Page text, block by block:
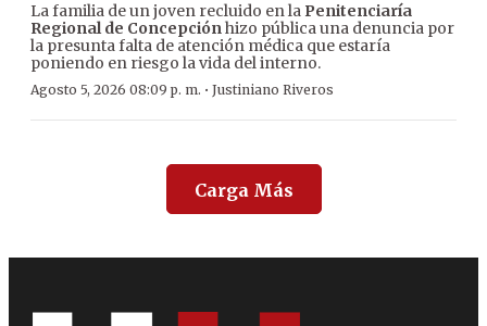
La familia de un joven recluido en la Penitenciaría
Regional de Concepciónhizo pública una denuncia por
la presunta falta de atención médica que estaría
poniendo en riesgo la vida del interno.
Agosto 5, 2026 08:09 p. m. · Justiniano Riveros
Carga Más